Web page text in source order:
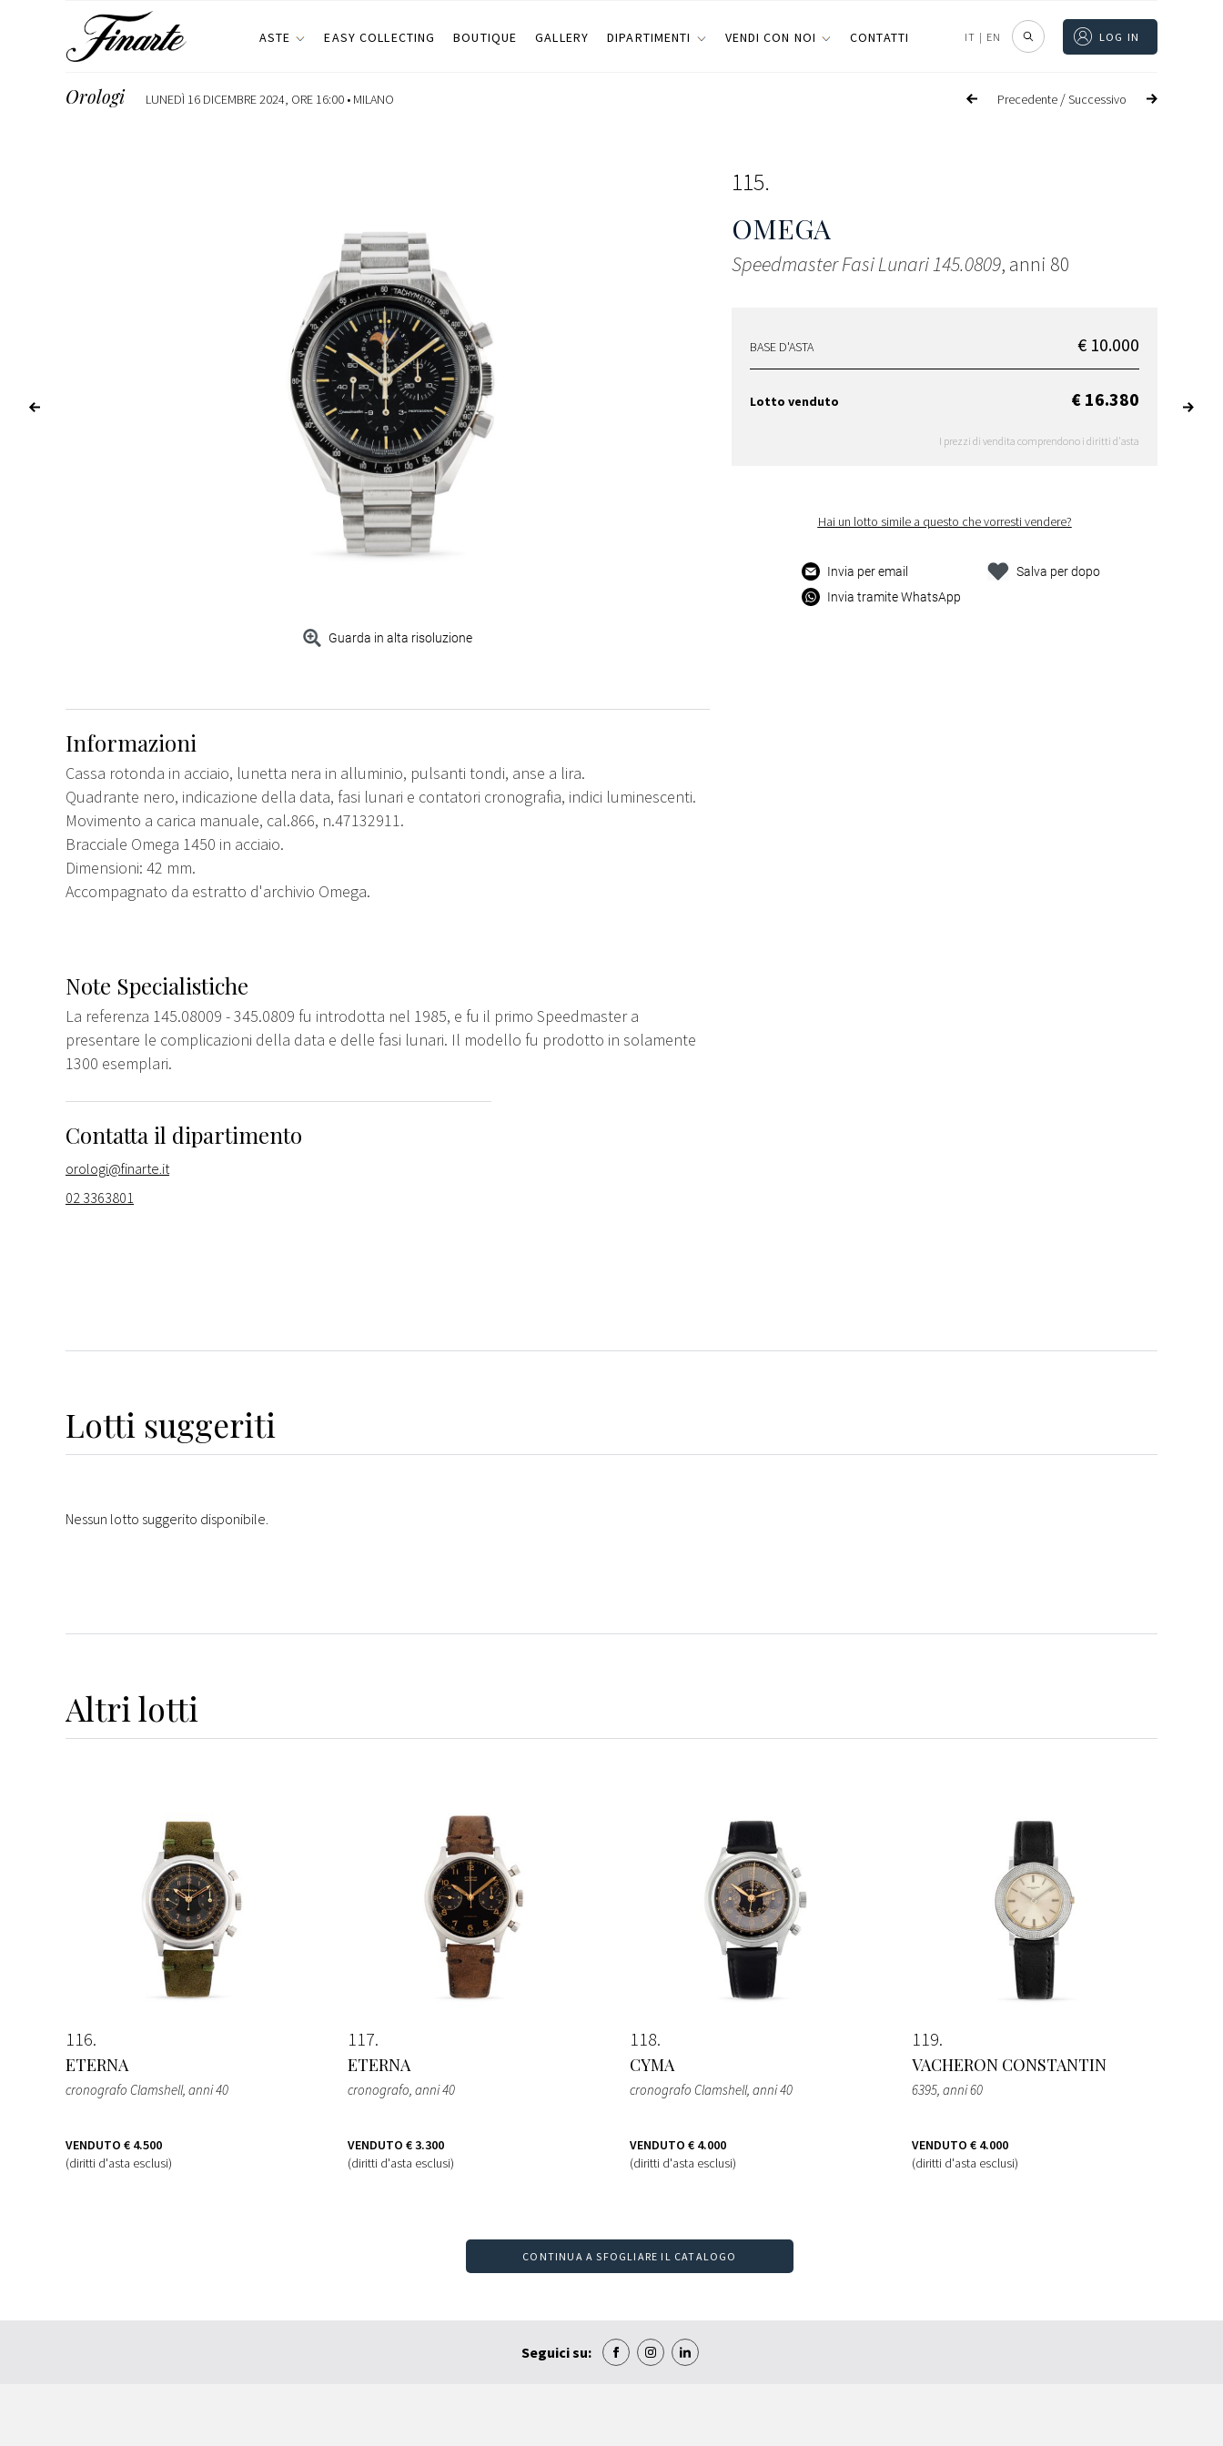
ASTE EASY COLLECTING BOUTIQUE GALLERY DIPARTIMENTI VENDI CON NOI CONTATTI IT | EN LOG IN
Precedente /Successivo
Orologi LUNEDÌ 16 DICEMBRE 2024, ORE 16:00 • MILANO
Guarda in alta risoluzione
115
OMEGA
Speedmaster Fasi Lunari 145.0809, anni 80
BASE D'ASTA € 10.000
Lotto venduto € 16.380
I prezzi di vendita comprendono i diritti d'asta
Hai un lotto simile a questo che vorresti vendere?
Invia per email
Invia tramite WhatsApp
Salva per dopo
Informazioni
Cassa rotonda in acciaio, lunetta nera in alluminio, pulsanti tondi, anse a lira.
Quadrante nero, indicazione della data, fasi lunari e contatori cronografia, indici luminescenti.
Movimento a carica manuale, cal.866, n.47132911.
Bracciale Omega 1450 in acciaio.
Dimensioni: 42 mm.
Accompagnato da estratto d'archivio Omega.
Note Specialistiche
La referenza 145.08009 - 345.0809 fu introdotta nel 1985, e fu il primo Speedmaster a
presentare le complicazioni della data e delle fasi lunari. Il modello fu prodotto in solamente
1300 esemplari.
Contatta il dipartimento
orologi@finarte.it
02 3363801
Lotti suggeriti
Nessun lotto suggerito disponibile.
Altri lotti
116
ETERNA
cronografo Clamshell, anni 40
VENDUTO € 4.500
(diritti d'asta esclusi)
117
ETERNA
cronografo, anni 40
VENDUTO € 3.300
(diritti d'asta esclusi)
118
CYMA
cronografo Clamshell, anni 40
VENDUTO € 4.000
(diritti d'asta esclusi)
119
VACHERON CONSTANTIN
6395, anni 60
VENDUTO € 4.000
(diritti d'asta esclusi)
CONTINUA A SFOGLIARE IL CATALOGO
Seguici su: